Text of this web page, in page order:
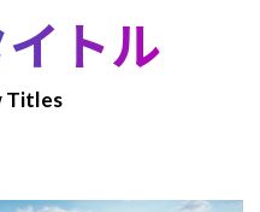
トル
Titles